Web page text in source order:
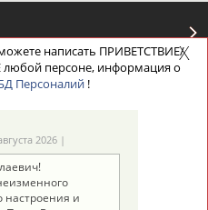
НАШИ КНОПКИ
деятельности
написать ПРИВЕТСТВИЕ/
персоне, информация о
Персоналий!
2026 |
настроения и